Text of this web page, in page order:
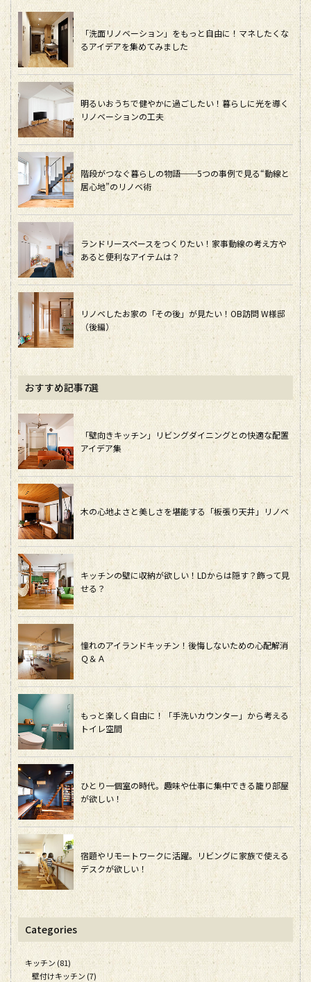
「洗面リノベーション」をもっと自由に！マネしたくな
るアイデアを集めてみました
明るいおうちで健やかに過ごしたい！暮らしに光を導く
リノベーションの工夫
階段がつなぐ暮らしの物語──5つの事例で見る“動線と
居心地”のリノベ術
ランドリースペースをつくりたい！家事動線の考え方や
あると便利なアイテムは？
リノベしたお家の「その後」が見たい！OB訪問 W様邸
（後編）
おすすめ記事7選
「壁向きキッチン」リビングダイニングとの快適な配置
アイデア集
木の心地よさと美しさを堪能する「板張り天井」リノベ
キッチンの壁に収納が欲しい！LDからは隠す？飾って見
せる？
憧れのアイランドキッチン！後悔しないための心配解消
Ｑ＆Ａ
もっと楽しく自由に！「手洗いカウンター」から考える
トイレ空間
ひとり一個室の時代。趣味や仕事に集中できる籠り部屋
が欲しい！
宿題やリモートワークに活躍。リビングに家族で使える
デスクが欲しい！
Categories
キッチン (81)
壁付けキッチン (7)